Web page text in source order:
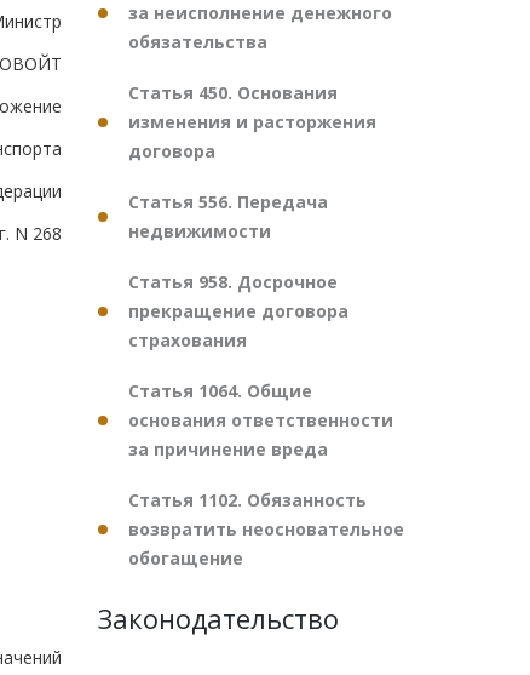
N 268
за неисполнение денежного
обязательства
Статья 450. Основания
изменения и расторжения
договора
Статья 556. Передача
недвижимости
Статья 958. Досрочное
прекращение договора
страхования
Статья 1064. Общие
основания ответственности
за причинение вреда
Статья 1102. Обязанность
возвратить неосновательное
обогащение
Законодательство